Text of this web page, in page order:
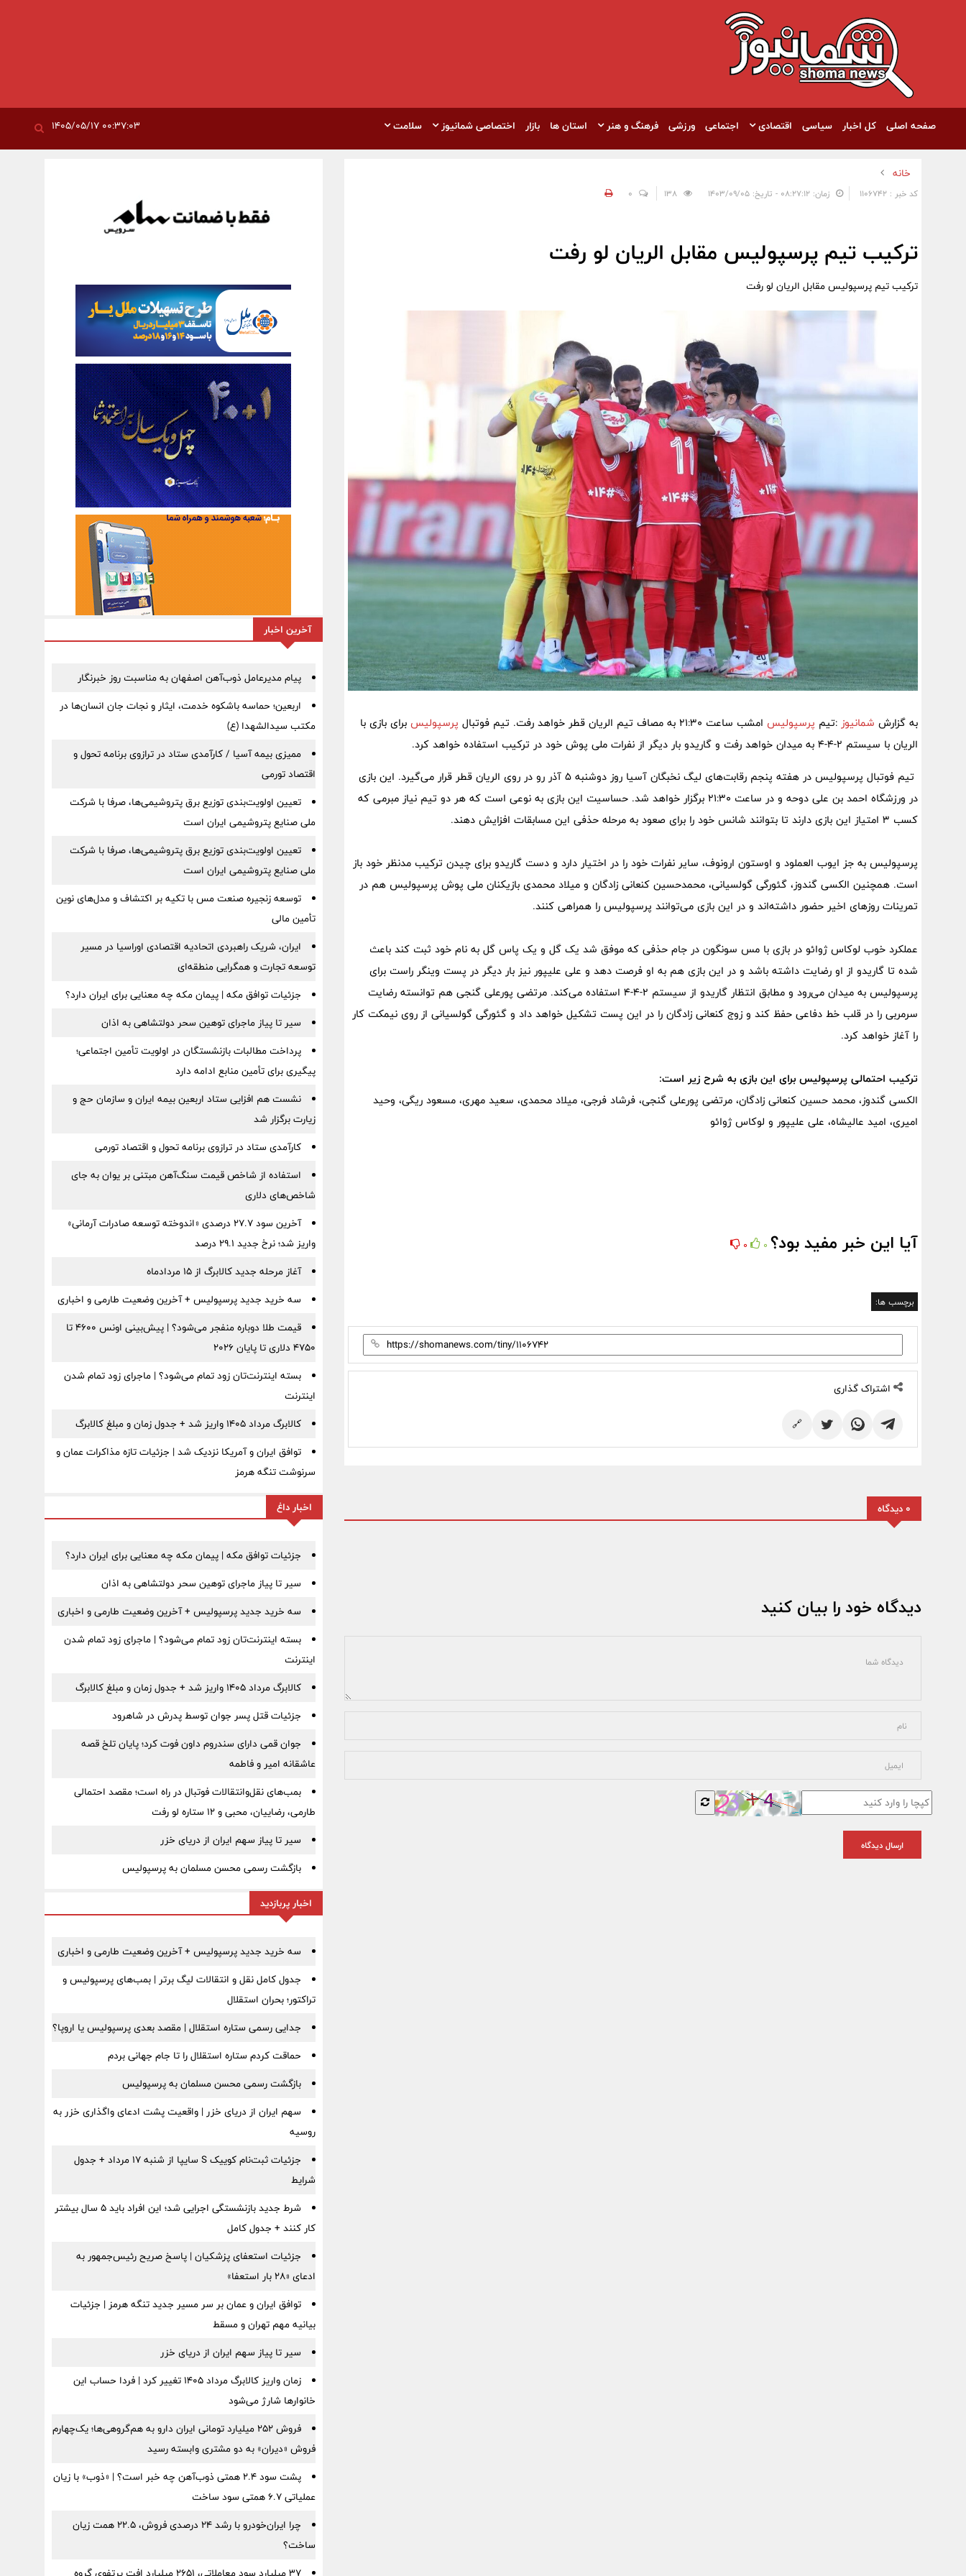
صفحه اصلی کل اخبار سیاسی اقتصادی اجتماعی ورزشی فرهنگ و هنر استان ها بازار اختصاصی شمانیوز سلامت
خانه
کد خبر : 1106742 زمان: ۰۸:۲۷:۱۲ - تاریخ: ۱۴۰۳/۰۹/۰۵ 0
ترکیب تیم پرسپولیس مقابل الریان لو رفت
ترکیب تیم پرسپولیس مقابل الریان لو رفت
به گزارش شمانیوز :تیم پرسپولیس امشب ساعت 21:30 به مصاف تیم الریان قطر خواهد رفت. تیم فوتبال پرسپولیس برای بازی با
الریان با سیستم ۲-۴-۴ به میدان خواهد رفت و گاریدو بار دیگر از نفرات ملی پوش خود در ترکیب استفاده خواهد کرد.
تیم فوتبال پرسپولیس در هفته پنجم رقابت‌های لیگ نخبگان آسیا روز دوشنبه ۵ آذر رو در روی الریان قطر قرار می‌گیرد. این بازی
در ورزشگاه احمد بن علی دوحه و در ساعت ۲۱:۳۰ برگزار خواهد شد. حساسیت این بازی به نوعی است که هر دو تیم نیاز مبرمی که
کسب ۳ امتیاز این بازی دارند تا بتوانند شانس خود را برای صعود به مرحله حذفی این مسابقات افزایش دهند.
پرسپولیس به جز ایوب العملود و اوستون ارونوف، سایر نفرات خود را در اختیار دارد و دست گاریدو برای چیدن ترکیب مدنظر خود باز
است. همچنین الکسی گندوز، گئورگی گولسیانی، محمدحسین کنعانی زادگان و میلاد محمدی بازیکنان ملی پوش پرسپولیس هم در
تمرینات روز‌های اخیر حضور داشته‌اند و در این بازی می‌توانند پرسپولیس را همراهی کنند.
عملکرد خوب لوکاس ژوائو در بازی با مس سونگون در جام حذفی که موفق شد یک گل و یک پاس گل به نام خود ثبت کند باعث
شده تا گاریدو از او رضایت داشته باشد و در این بازی هم به او فرصت دهد و علی علیپور نیز بار دیگر در پست وینگر راست برای
پرسپولیس به میدان می‌رود و مطابق انتظار گاریدو از سیستم ۲-۴-۴ استفاده می‌کند. مرتضی پورعلی گنجی هم توانسته رضایت
سرمربی را در قلب خط دفاعی حفظ کند و زوج کنعانی زادگان را در این پست تشکیل خواهد داد و گئورگی گولسیانی از روی نیمکت کار
را آغاز خواهد کرد.
ترکیب احتمالی پرسپولیس برای این بازی به شرح زیر است:
الکسی گندوز، محمد حسین کنعانی زادگان، مرتضی پورعلی گنجی، فرشاد فرجی، میلاد محمدی، سعید مهری، مسعود ریگی، وحید
امیری، امید عالیشاه، علی علیپور و لوکاس ژوائو
آیا این خبر مفید بود؟ 0
0
برچسب ها:
اشتراک گذاری
🔗
0 دیدگاه
دیدگاه خود را بیان کنید
ارسال دیدگاه
آخرین اخبار
پیام مدیرعامل ذوب‌آهن اصفهان به مناسبت روز خبرنگار
اربعین؛ حماسه باشکوه خدمت، ایثار و نجات جان انسان‌ها در
مکتب سیدالشهدا (ع)
ممیزی بیمه آسیا / کارآمدی ستاد در ترازوی برنامه تحول و
اقتصاد تورمی
تعیین اولویت‌بندی توزیع برق پتروشیمی‌ها، صرفا با شرکت
ملی صنایع پتروشیمی ایران است
تعیین اولویت‌بندی توزیع برق پتروشیمی‌ها، صرفا با شرکت
ملی صنایع پتروشیمی ایران است
توسعه زنجیره صنعت مس با تکیه بر اکتشاف و مدل‌های نوین
تأمین مالی
ایران، شریک راهبردی اتحادیه اقتصادی اوراسیا در مسیر
توسعه تجارت و همگرایی منطقه‌ای
جزئیات توافق مکه | پیمان مکه چه معنایی برای ایران دارد؟
سیر تا پیاز ماجرای توهین سحر دولتشاهی به اذان
پرداخت مطالبات بازنشستگان در اولویت تأمین اجتماعی؛
پیگیری برای تأمین منابع ادامه دارد
نشست هم افزایی ستاد اربعین بیمه ایران و سازمان حج و
زیارت برگزار شد
کارآمدی ستاد در ترازوی برنامه تحول و اقتصاد تورمی
استفاده از شاخص قیمت سنگ‌آهن مبتنی بر یوان به جای
شاخص‌های دلاری
آخرین سود ۲۷.۷ درصدی «اندوخته توسعه صادرات آرمانی»
واریز شد؛ نرخ جدید ۲۹.۱ درصد
آغاز مرحله جدید کالابرگ از ۱۵ مردادماه
سه خرید جدید پرسپولیس + آخرین وضعیت طارمی و اخباری
قیمت طلا دوباره منفجر می‌شود؟ | پیش‌بینی اونس ۴۶۰۰ تا
۴۷۵۰ دلاری تا پایان ۲۰۲۶
بسته اینترنت‌تان زود تمام می‌شود؟ | ماجرای زود تمام شدن
اینترنت
کالابرگ مرداد ۱۴۰۵ واریز شد + جدول زمان و مبلغ کالابرگ
توافق ایران و آمریکا نزدیک شد | جزئیات تازه مذاکرات عمان و
سرنوشت تنگه هرمز
اخبار داغ
جزئیات توافق مکه | پیمان مکه چه معنایی برای ایران دارد؟
سیر تا پیاز ماجرای توهین سحر دولتشاهی به اذان
سه خرید جدید پرسپولیس + آخرین وضعیت طارمی و اخباری
بسته اینترنت‌تان زود تمام می‌شود؟ | ماجرای زود تمام شدن
اینترنت
کالابرگ مرداد ۱۴۰۵ واریز شد + جدول زمان و مبلغ کالابرگ
جزئیات قتل پسر جوان توسط پدرش در شاهرود
جوان قمی دارای سندروم داون فوت کرد؛ پایان تلخ قصه
عاشقانه امیر و فاطمه
بمب‌های نقل‌وانتقالات فوتبال در راه است؛ مقصد احتمالی
طارمی، رضاییان، محبی و ۱۲ ستاره لو رفت
سیر تا پیاز سهم ایران از دریای خزر
بازگشت رسمی محسن مسلمان به پرسپولیس
اخبار پربازدید
سه خرید جدید پرسپولیس + آخرین وضعیت طارمی و اخباری
جدول کامل نقل و انتقالات لیگ برتر | بمب‌های پرسپولیس و
تراکتور؛ بحران استقلال
جدایی رسمی ستاره استقلال | مقصد بعدی پرسپولیس یا اروپا؟
حماقت کردم ستاره استقلال را تا جام جهانی بردم
بازگشت رسمی محسن مسلمان به پرسپولیس
سهم ایران از دریای خزر | واقعیت پشت ادعای واگذاری خزر به
روسیه
جزئیات ثبت‌نام کوییک S سایپا از شنبه ۱۷ مرداد + جدول
شرایط
شرط جدید بازنشستگی اجرایی شد؛ این افراد باید ۵ سال بیشتر
کار کنند + جدول کامل
جزئیات استعفای پزشکیان | پاسخ صریح رئیس‌جمهور به
ادعای «۲۸ بار استعفا»
توافق ایران و عمان بر سر مسیر جدید تنگه هرمز | جزئیات
بیانیه مهم تهران و مسقط
سیر تا پیاز سهم ایران از دریای خزر
زمان واریز کالابرگ مرداد ۱۴۰۵ تغییر کرد | فردا حساب این
خانوارها شارژ می‌شود
فروش ۲۵۲ میلیارد تومانی ایران دارو به هم‌گروهی‌ها؛ یک‌چهارم
فروش «دیران» به دو مشتری وابسته رسید
پشت سود ۲.۴ همتی ذوب‌آهن چه خبر است؟ | «ذوب» با زیان
عملیاتی ۶.۷ همتی سود ساخت
چرا ایران‌خودرو با رشد ۲۴ درصدی فروش، ۲۲.۵ همت زیان
ساخت؟